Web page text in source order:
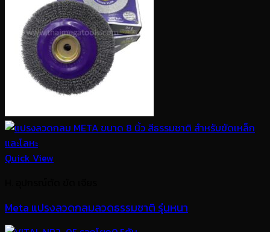
Quick View
Meta แปรงลวดกลมลวดธรรมชาติ รุ่นหนา